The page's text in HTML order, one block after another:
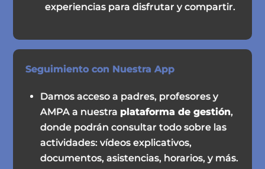
experiencias para disfrutar y compartir.
Seguimiento con Nuestra App
Damos acceso a padres, profesores y
AMPA a nuestra plataforma de gestión,
donde podrán consultar todo sobre las
actividades: vídeos explicativos,
documentos, asistencias, horarios, y más.